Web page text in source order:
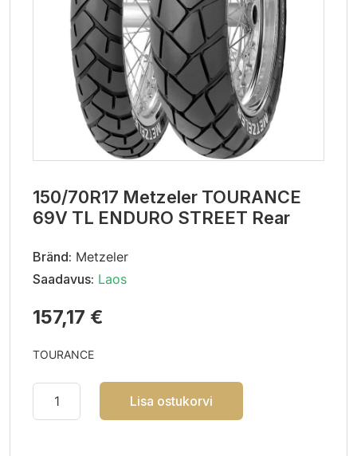
150/70R17 Metzeler TOURANCE
69V TL ENDURO STREET Rear
Bränd: Metzeler
Saadavus: Laos
157,17 €
TOURANCE
Lisa ostukorvi